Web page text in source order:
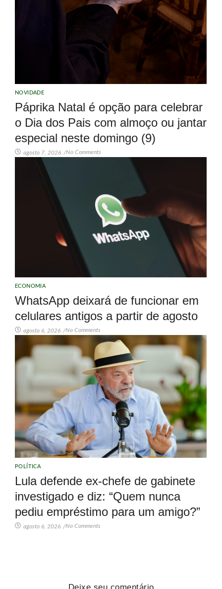
NOVIDADE
Páprika Natal é opção para celebrar
o Dia dos Pais com almoço ou jantar
especial neste domingo (9)
agosto 7, 2026 /No Comments
ECONOMIA
WhatsApp deixará de funcionar em
celulares antigos a partir de agosto
agosto 6, 2026 /No Comments
POLÍTICA
Lula defende ex-chefe de gabinete
investigado e diz: “Quem nunca
pediu empréstimo para um amigo?”
agosto 6, 2026 /No Comments